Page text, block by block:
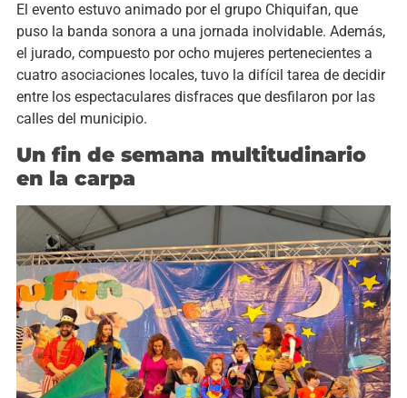
El evento estuvo animado por el grupo Chiquifan, que
puso la banda sonora a una jornada inolvidable. Además,
el jurado, compuesto por ocho mujeres pertenecientes a
cuatro asociaciones locales, tuvo la difícil tarea de decidir
entre los espectaculares disfraces que desfilaron por las
calles del municipio.
Un fin de semana multitudinario
en la carpa